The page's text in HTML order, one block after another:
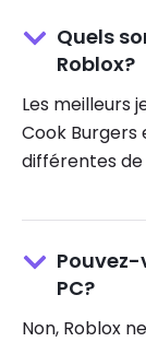
Quels
Roblox?
Les meilleurs
Cook
différentes
Pouvez-
PC?
Non, Roblox